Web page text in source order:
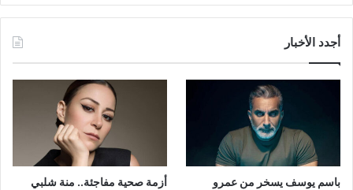
أجدد الأخبار
باسم يوسف يسخر من عمرو
أزمة صحية مفاجئة.. منة شلبي